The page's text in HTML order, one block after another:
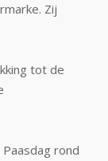
Zij
tot de
rond